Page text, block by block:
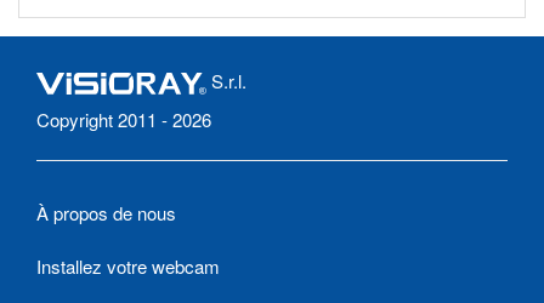
S.r.l.
Copyright 2011 - 2026
À propos de nous
Installez votre webcam